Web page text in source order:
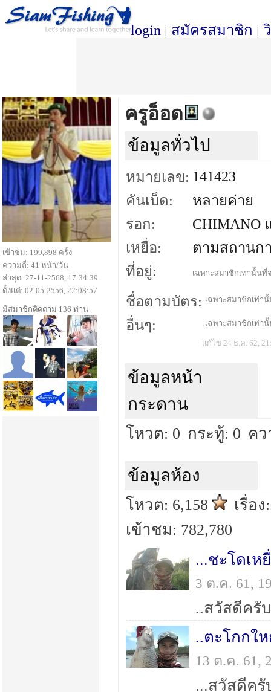
login | สมัครสมาชิก |
ครูอ็อด
ข้อมูลทั่วไป
หมายเลข: 141423
คันเบ็ด:
หลายค่าย
รอก:
CHIMANO
เหยื่อ:
ตามสถานก
ที่อยู่:
เฉพาะสมาชิกเท่านั้นที่
ชื่อตามบัตร: เฉพาะสมาชิกเท่า
อื่นๆ: เฉพาะสมาชิกเท่า
แก้ไข 24 ธ.ค. 62,
ข้อมูลหน้า
กระดาน
โหวต: 0 กระทู้: 0 ค
ข้อมูลห้อง
โหวต: 6,158
เรื่อ
เข้าชม: 782,780
...ชะโดเห
3 ต.ค. 61,
..ตะโกกใ
13 ต.ค. 61,
เข้าชม: 199,898 ครั้ง
ความถี่: 41 หน้า/วัน
ล่าสุด: 27-11-2568, 17:34:39
ตั้งแต่: 02-05-2556, 22:08:57
มีสมาชิกติดตาม 136 ท่าน